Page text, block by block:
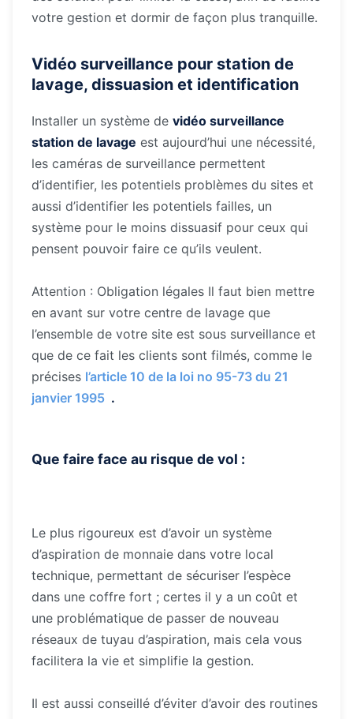
votre gestion et dormir de façon plus tranquille.
Vidéo surveillance pour station de
lavage, dissuasion et identification
Installer un système de vidéo surveillance
station de lavage est aujourd’hui une nécessité,
les caméras de surveillance permettent
d’identifier, les potentiels problèmes du sites et
aussi d’identifier les potentiels failles, un
système pour le moins dissuasif pour ceux qui
pensent pouvoir faire ce qu’ils veulent.
Attention : Obligation légales Il faut bien mettre
en avant sur votre centre de lavage que
l’ensemble de votre site est sous surveillance et
que de ce fait les clients sont filmés, comme le
précises l’article 10 de la loi no 95-73 du 21
janvier 1995 .
Que faire face au risque de vol :
Le plus rigoureux est d’avoir un système
d’aspiration de monnaie dans votre local
technique, permettant de sécuriser l’espèce
dans une coffre fort ; certes il y a un coût et
une problématique de passer de nouveau
réseaux de tuyau d’aspiration, mais cela vous
facilitera la vie et simplifie la gestion.
Il est aussi conseillé d’éviter d’avoir des routines